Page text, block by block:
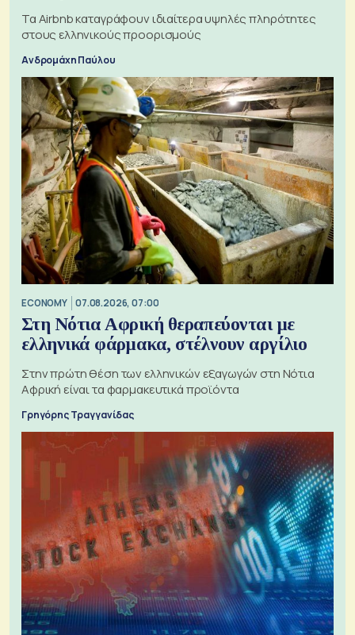
Τα Airbnb καταγράφουν ιδιαίτερα υψηλές πληρότητες
στους ελληνικούς προορισμούς
Ανδρομάχη Παύλου
ECONOMY 07.08.2026, 07:00
Στη Νότια Αφρική θεραπεύονται με
ελληνικά φάρμακα, στέλνουν αργίλιο
Στην πρώτη θέση των ελληνικών εξαγωγών στη Νότια
Αφρική είναι τα φαρμακευτικά προϊόντα
Γρηγόρης Τραγγανίδας